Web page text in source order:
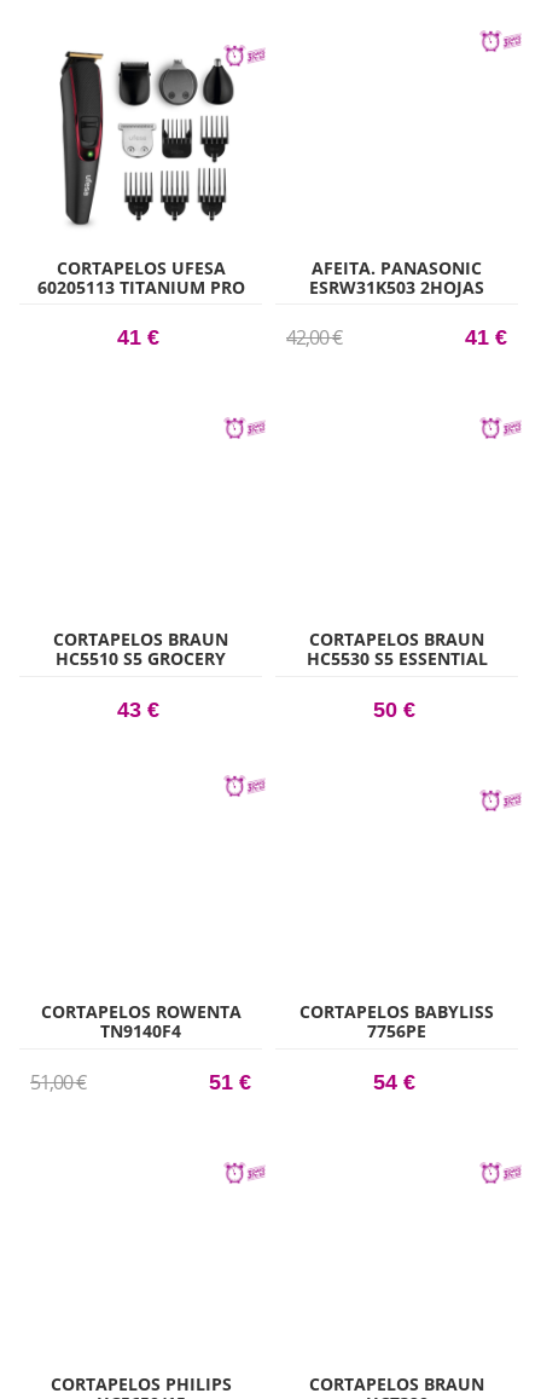
CORTAPELOS UFESA
60205113 TITANIUM PRO
41 €
AFEITA. PANASONIC
ESRW31K503 2HOJAS
42,00 € 41 €
CORTAPELOS BRAUN
HC5510 S5 GROCERY
43 €
CORTAPELOS BRAUN
HC5530 S5 ESSENTIAL
50 €
CORTAPELOS ROWENTA
TN9140F4
51,00 € 51 €
CORTAPELOS BABYLISS
7756PE
54 €
CORTAPELOS PHILIPS
CORTAPELOS BRAUN